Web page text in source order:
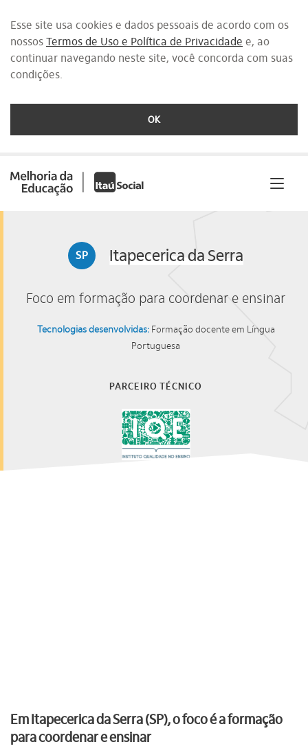
Esse site usa cookies e dados pessoais de acordo com os
nossos Termos de Uso e Política de Privacidade e, ao
continuar navegando neste site, você concorda com suas
condições.
OK
para
SP Itapecerica da Serra
Foco em formação para coordenar e ensinar
Tecnologias desenvolvidas: Formação docente em Língua
Portuguesa
PARCEIRO TÉCNICO
Em Itapecerica da Serra (SP), o foco é a formação
para coordenar e ensinar